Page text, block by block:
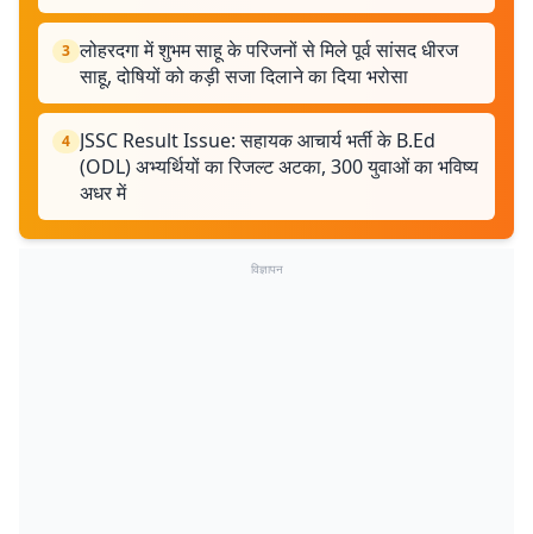
3 लोहरदगा में शुभम साहू के परिजनों से मिले पूर्व सांसद धीरज
साहू, दोषियों को कड़ी सजा दिलाने का दिया भरोसा
4 JSSC Result Issue: सहायक आचार्य भर्ती के B.Ed
(ODL) अभ्यर्थियों का रिजल्ट अटका, 300 युवाओं का भविष्य
अधर में
विज्ञापन